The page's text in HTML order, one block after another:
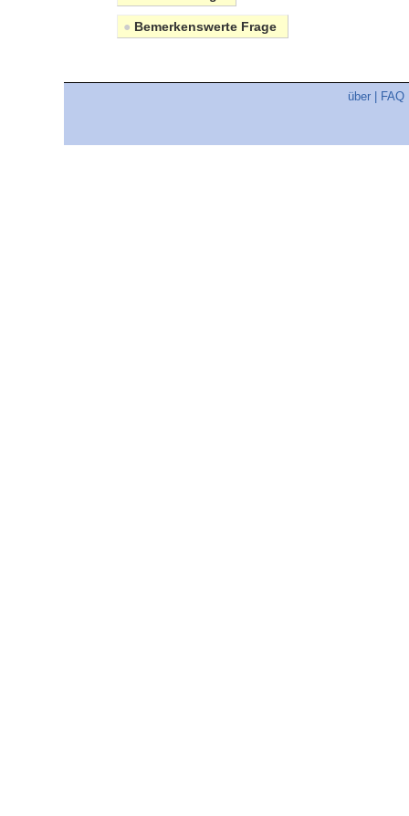
● Bemerkenswerte Frage
über FAQ